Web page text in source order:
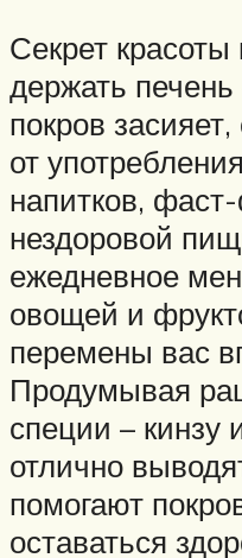
Секрет
держать
покров
от
напитков,
нездоровой
ежедневное
овощей и
перемены вас
Продумывая
специи – кинзу
отлично
помогают
оставаться